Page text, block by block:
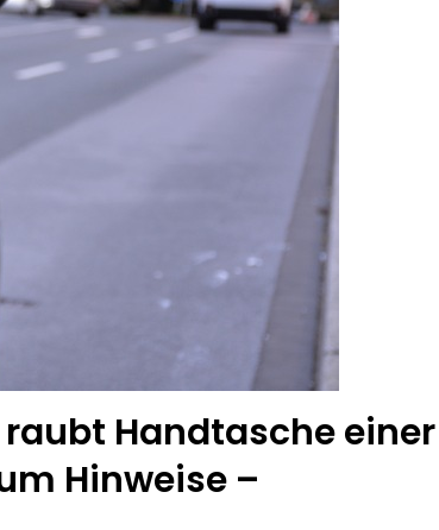
raubt Handtasche einer
Hinweise –